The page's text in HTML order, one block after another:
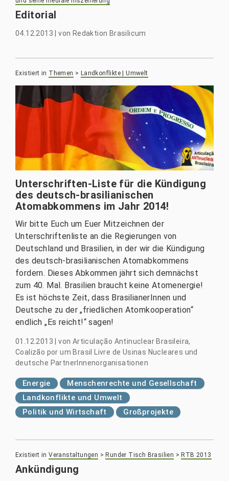
Editorial
04.12.2013 |von Redaktion Brasilicum
Existiert in Themen > Landkonflikte | Umwelt
Unterschriften-Liste für die Kündigung
des deutsch-brasilianischen
Atomabkommens im Jahr 2014!
Wir bitte Euch um Euer Mitzeichnen der
Unterschriftenliste an die Regierungen von
Deutschland und Brasilien, in der wir die Kündigung
des deutsch-brasilianischen Atomabkommens
fordern. Dieses Abkommen jährt sich demnächst
zum 40. Mal. Brasilien braucht keine Atomenergie!
Es ist höchste Zeit, dass BrasilianerInnen und
Deutsche zu der „friedlichen Atomkooperation“
endlich „Es reicht!“ sagen!
01.12.2013 |von Articulação Antinuclear Brasileira,
Coalizão por um Brasil Livre de Usinas Nucleares und
deutsche PartnerInnenorganisationen
Energie
Menschenrechte und Gesellschaft
Landkonflikte und Umwelt
Politik und Wirtschaft
Großprojekte
Existiert in Veranstaltungen >Runder Tisch Brasilien >RTB 2013
Ankündigung